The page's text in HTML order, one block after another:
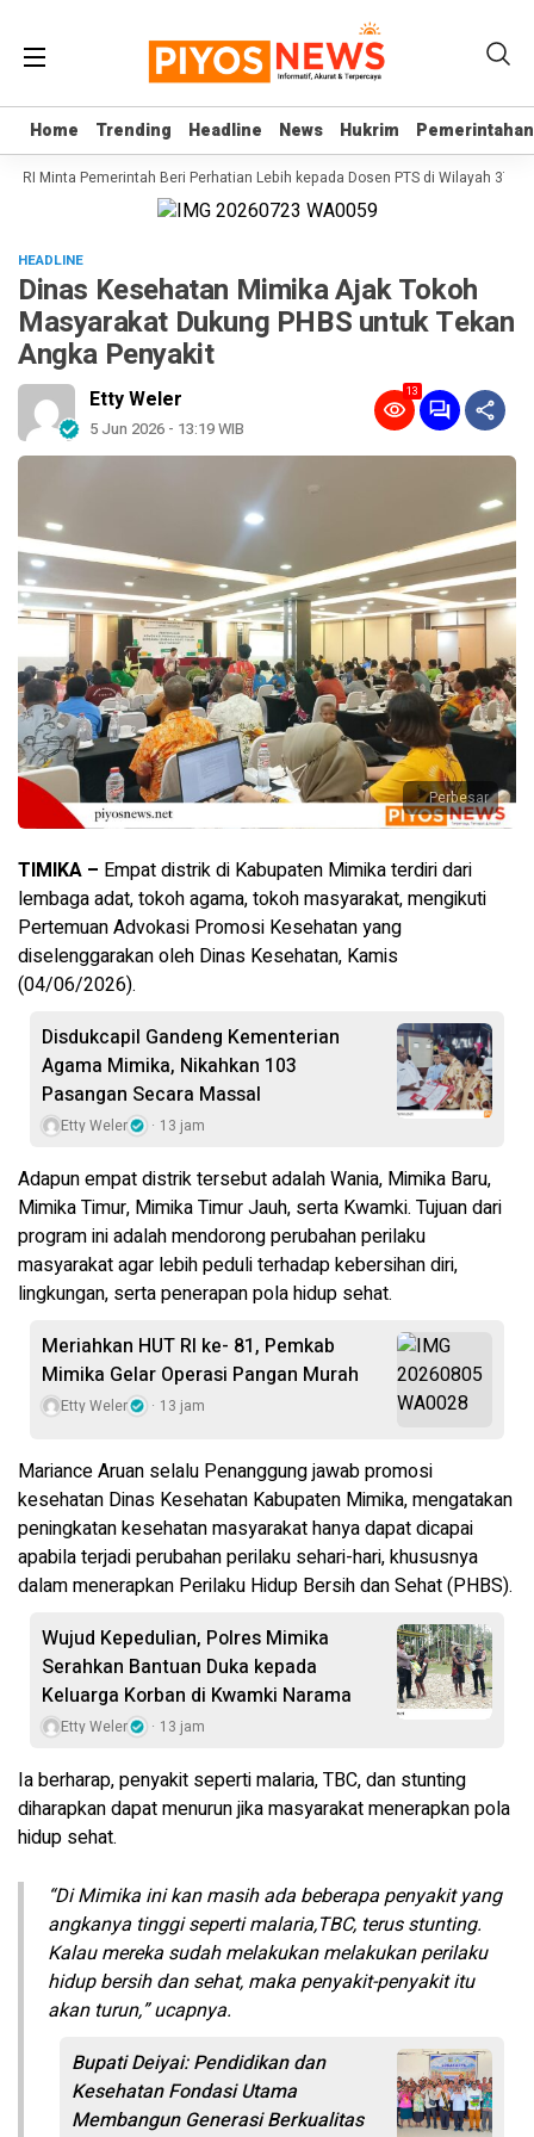
Home Trending Headline News Hukrim Pemerintahan
Home Trending Headline News Hukrim Pemerintahan
RI Minta Pemerintah Beri Perhatian Lebih kepada Dosen PTS di Wilayah 3T
HEADLINE
Dinas Kesehatan Mimika Ajak Tokoh
Masyarakat Dukung PHBS untuk Tekan
Angka Penyakit
Etty Weler
5 Jun 2026 - 13:19 WIB
13
Perbesar
TIMIKA – Empat distrik di Kabupaten Mimika terdiri dari
lembaga adat, tokoh agama, tokoh masyarakat, mengikuti
Pertemuan Advokasi Promosi Kesehatan yang
diselenggarakan oleh Dinas Kesehatan, Kamis
(04/06/2026).
Disdukcapil Gandeng Kementerian
Agama Mimika, Nikahkan 103
Pasangan Secara Massal
Etty Weler 13 jam
Adapun empat distrik tersebut adalah Wania, Mimika Baru,
Mimika Timur, Mimika Timur Jauh, serta Kwamki. Tujuan dari
program ini adalah mendorong perubahan perilaku
masyarakat agar lebih peduli terhadap kebersihan diri,
lingkungan, serta penerapan pola hidup sehat.
Meriahkan HUT RI ke- 81, Pemkab
Mimika Gelar Operasi Pangan Murah
Etty Weler 13 jam
Mariance Aruan selalu Penanggung jawab promosi
kesehatan Dinas Kesehatan Kabupaten Mimika, mengatakan
peningkatan kesehatan masyarakat hanya dapat dicapai
apabila terjadi perubahan perilaku sehari-hari, khususnya
dalam menerapkan Perilaku Hidup Bersih dan Sehat (PHBS).
Wujud Kepedulian, Polres Mimika
Serahkan Bantuan Duka kepada
Keluarga Korban di Kwamki Narama
Etty Weler 13 jam
Ia berharap, penyakit seperti malaria, TBC, dan stunting
diharapkan dapat menurun jika masyarakat menerapkan pola
hidup sehat.
“Di Mimika ini kan masih ada beberapa penyakit yang
angkanya tinggi seperti malaria,TBC, terus stunting.
Kalau mereka sudah melakukan melakukan perilaku
hidup bersih dan sehat, maka penyakit-penyakit itu
akan turun,” ucapnya.
Bupati Deiyai: Pendidikan dan
Kesehatan Fondasi Utama
Membangun Generasi Berkualitas